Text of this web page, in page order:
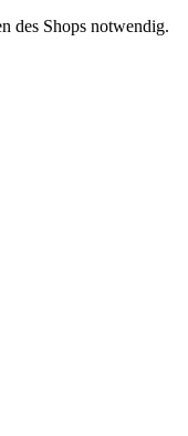
des Shops notwendig.